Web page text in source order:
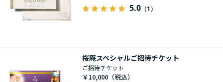
5.0 （1）
桜庵スペシャルご招待チケット
ご招待チケット
￥10,000